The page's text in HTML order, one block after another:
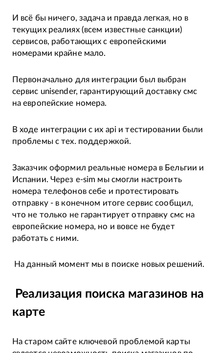
И всё бы ничего, задача и правда легкая, но в
текущих реалиях (всем известные санкции)
сервисов, работающих с европейскими
номерами крайне мало.
Первоначально для интеграции был выбран
сервис unisender, гарантирующий доставку смс
на европейские номера.
В ходе интеграции с их api и тестировании были
проблемы с тех. поддержкой.
Заказчик оформил реальные номера в Бельгии и
Испании. Через e-sim мы смогли настроить
номера телефонов себе и протестировать
отправку - в конечном итоге сервис сообщил,
что не только не гарантирует отправку смс на
европейские номера, но и вовсе не будет
работать с ними.
На данный момент мы в поиске новых решений.
Реализация поиска магазинов на
карте
На старом сайте ключевой проблемой карты